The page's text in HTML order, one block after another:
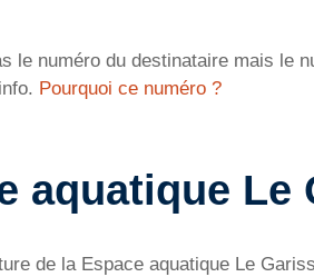
le numéro du destinataire mais
Pourquoi ce numéro ?
aquatique Le
de la Espace aquatique Le